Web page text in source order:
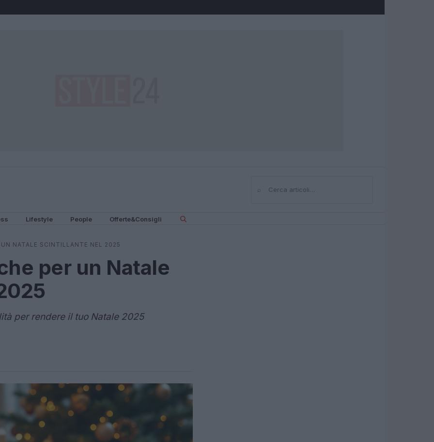
⌕Cerca
Lifestyle People Offerte&Consigli
UN NATALE SCINTILLANTE NEL 2025
per un Natale
per rendere il tuo Natale 2025